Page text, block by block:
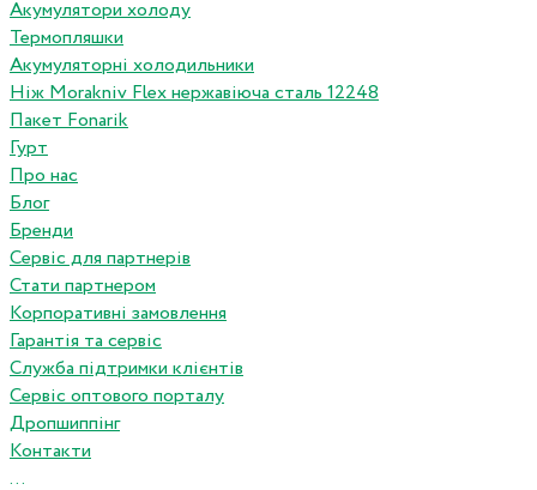
Акумулятори холоду
Термопляшки
Акумуляторні холодильники
Ніж Morakniv Flex нержавіюча сталь 12248
Пакет Fonarik
Гурт
Про нас
Блог
Бренди
Сервіс для партнерів
Стати партнером
Корпоративні замовлення
Гарантія та сервіс
Служба підтримки клієнтів
Сервіс оптового порталу
Дропшиппінг
Контакти
...